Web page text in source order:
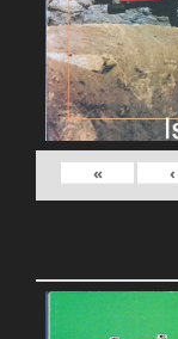
›
»